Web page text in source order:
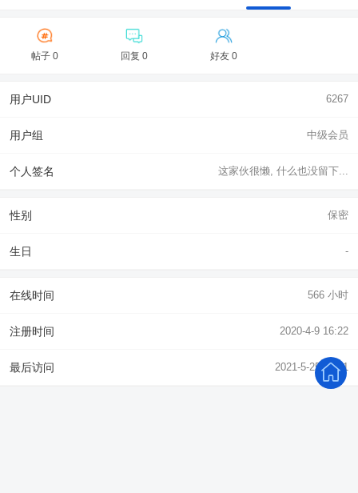
帖子 0 回复 0 好友 0
用户UID 6267
用户组 中级会员
个人签名 这家伙很懒, 什么也没留下...
性别 保密
生日 -
在线时间 566 小时
注册时间 2020-4-9 16:22
最后访问 2021-5-25 13:11